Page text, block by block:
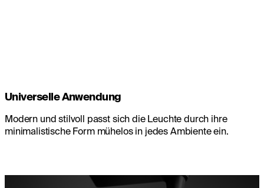
Universelle Anwendung
Modern und stilvoll passt sich die Leuchte durch ihre
minimalistische Form mühelos in jedes Ambiente ein.